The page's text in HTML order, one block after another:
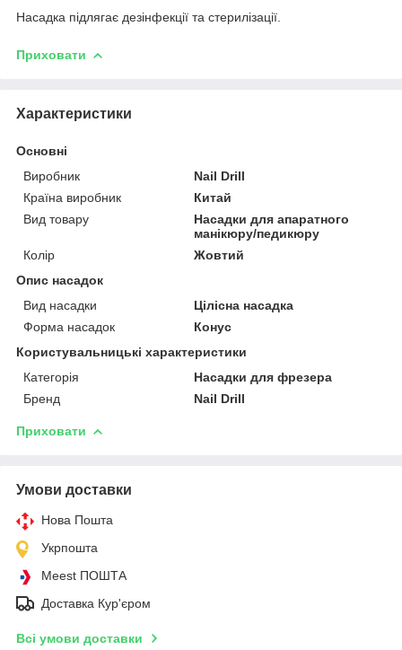
Насадка підлягає дезінфекції та стерилізації.
Приховати
Характеристики
Основні
Виробник
Nail Drill
Країна виробник
Китай
Вид товару
Насадки для апаратного
манікюру/педикюру
Колір
Жовтий
Опис насадок
Вид насадки
Цілісна насадка
Форма насадок
Конус
Користувальницькі характеристики
Категорія
Насадки для фрезера
Бренд
Nail Drill
Приховати
Умови доставки
Нова Пошта
Укрпошта
Meest ПОШТА
Доставка Кур'єром
Всі умови доставки